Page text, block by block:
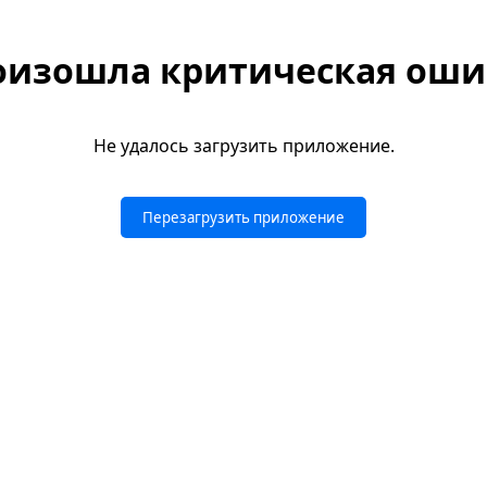
критическая
Не удалось загрузить приложение.
Перезагрузить приложение